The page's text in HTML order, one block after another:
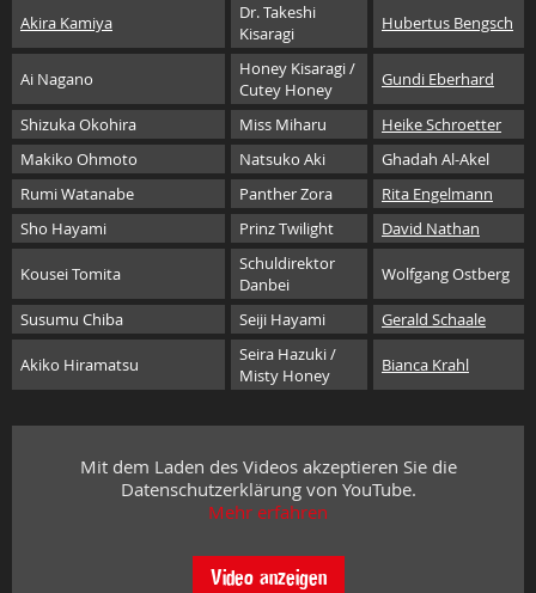
Akira Kamiya
Dr. Takeshi
Kisaragi
Hubertus Bengsch
Ai Nagano
Honey Kisaragi /
Cutey Honey
Gundi Eberhard
Shizuka Okohira Miss Miharu
Heike Schroetter
Makiko Ohmoto
Natsuko Aki
Ghadah Al-Akel
Rumi Watanabe
Panther Zora
Rita Engelmann
Sho Hayami
Prinz Twilight David Nathan
Kousei Tomita
Schuldirektor
Danbei
Wolfgang Ostberg
Susumu Chiba Seiji Hayami Gerald Schaale
Akiko Hiramatsu
Seira Hazuki /
Misty Honey
Bianca Krahl
Mit dem Laden des Videos akzeptieren Sie die
Datenschutzerklärung von YouTube.
Mehr erfahren
Video anzeigen